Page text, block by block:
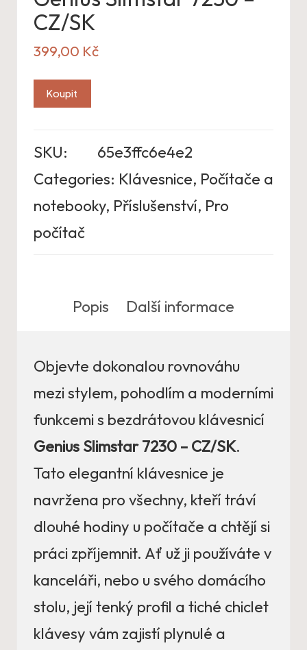
CZ/SK
399,00 Kč
Koupit
SKU:
65e3ffc6e4e2
Categories: Klávesnice, Počítače a
notebooky, Příslušenství, Pro
počítač
Popis Další informace
Objevte dokonalou rovnováhu
mezi stylem, pohodlím a moderními
funkcemi s bezdrátovou klávesnicí
Genius Slimstar 7230 – CZ/SK.
Tato elegantní klávesnice je
navržena pro všechny, kteří tráví
dlouhé hodiny u počítače a chtějí si
práci zpříjemnit. Ať už ji používáte v
kanceláři, nebo u svého domácího
stolu, její tenký profil a tiché chiclet
klávesy vám zajistí plynulé a